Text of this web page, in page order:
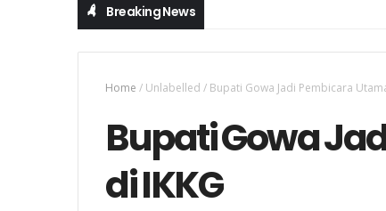
Breaking News
Home / Unlabelled / Bupati Gowa Jadi Pembicara
Bupati Gowa
di IKKG